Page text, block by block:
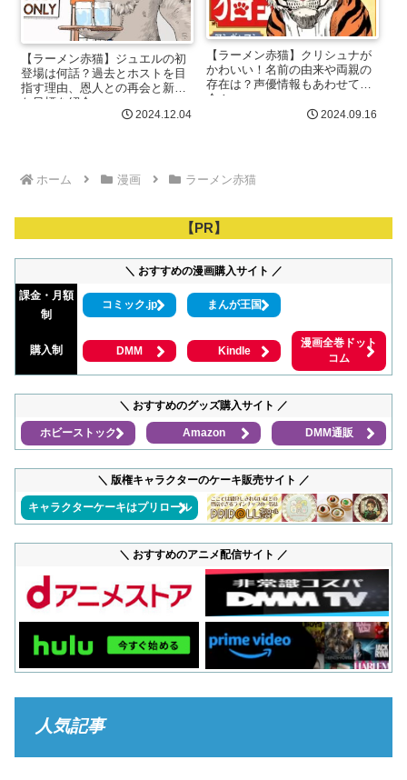
【ラーメン赤猫】ジュエルの初
登場は何話？過去とホストを目
指す理由、恩人との再会と新た
な目標を紹介
2024.12.04
【ラーメン赤猫】クリシュナが
かわいい！名前の由来や両親の
存在は？声優情報もあわせて紹
介！
2024.09.16
ホーム 漫画 ラーメン赤猫
【PR】
＼ おすすめの漫画購入サイト ／
課金・月額
制
コミック.jp まんが王国
購入制 DMM Kindle
漫画全巻ドット
コム
＼ おすすめのグッズ購入サイト ／
ホビーストック Amazon DMM通販
＼ 版権キャラクターのケーキ販売サイト ／
キャラクターケーキはプリロール
＼ おすすめのアニメ配信サイト ／
人気記事